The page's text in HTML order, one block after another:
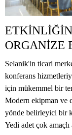
ORGANİZE
Selanik'in ticari
konferans
için mükemmel bir
Modern ekipman ve
yönde belirleyici bir
Yedi adet çok